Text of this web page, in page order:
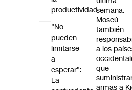
semana.
Moscú
también
a los
que
armas a
productividad
"No
pueden
limitarse
a
esperar":
La